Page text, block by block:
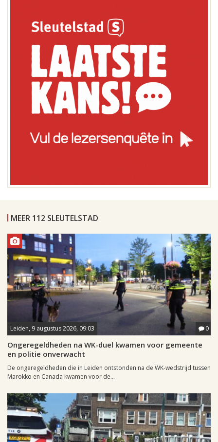
MEER 112 SLEUTELSTAD
Leiden, 9 augustus 2026, 09:03 0
Ongeregeldheden na WK-duel kwamen voor gemeente
en politie onverwacht
De ongeregeldheden die in Leiden ontstonden na de WK-wedstrijd tussen
Marokko en Canada kwamen voor de...